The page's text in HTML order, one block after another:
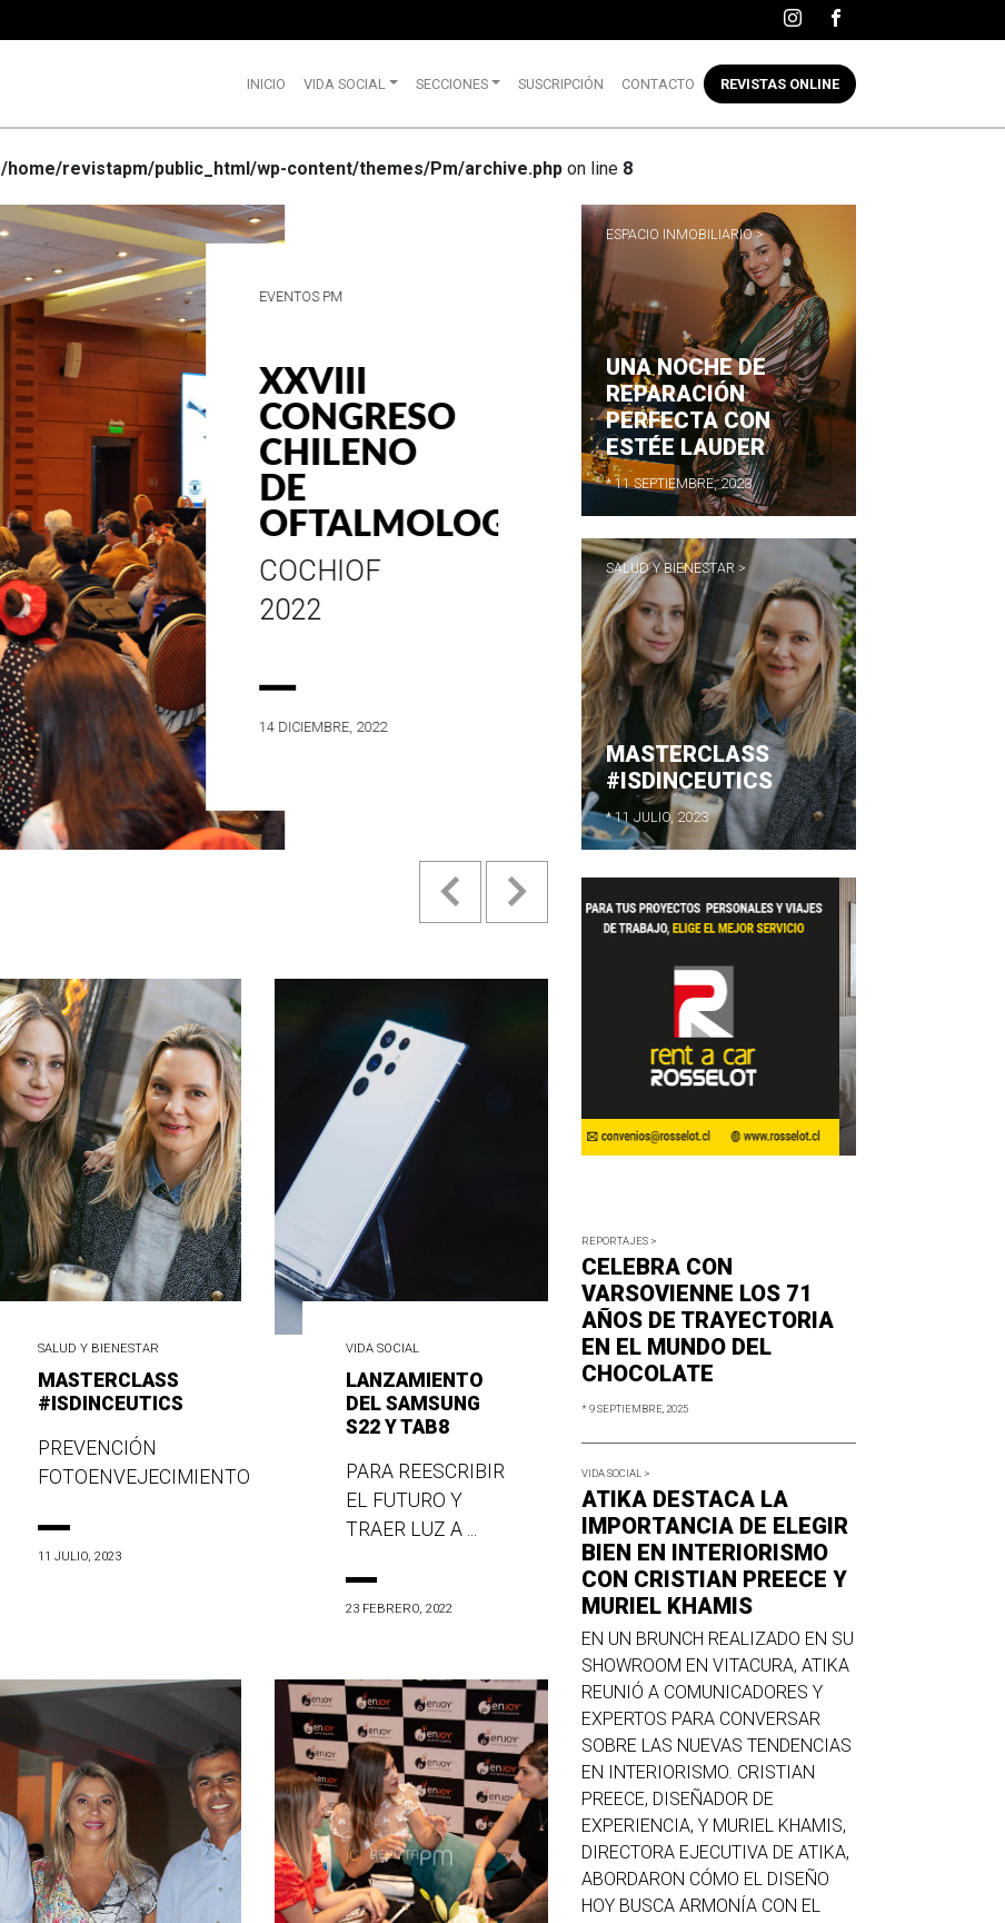
INICIO VIDA SOCIAL SECCIONES SUSCRIPCIÓN CONTACTO REVISTAS ONLINE
/home/revistapm/public_html/wp-content/themes/Pm/archive.php on line 8
VIDA SOCIAL
WRANGLER
CELEBRA
SUS 75
ESTILO E
HISTORIA
EN SU MES DE
Previous Next
SALUD Y BIENESTAR
MASTERCLASS
#ISDINCEUTICS
PREVENCIÓN
FOTOENVEJECIMIENTO
11 JULIO, 2023
VIDA SOCIAL
LANZAMIENTO
DEL SAMSUNG
S22 Y TAB8
PARA REESCRIBIR
EL FUTURO Y
TRAER LUZ A ...
23 FEBRERO, 2022
ESPACIO INMOBILIARIO >
UNA NOCHE DE
REPARACIÓN
PERFECTA CON
ESTÉE LAUDER
* 11 SEPTIEMBRE, 2023
SALUD Y BIENESTAR >
MASTERCLASS
#ISDINCEUTICS
* 11 JULIO, 2023
REPORTAJES >
CELEBRA CON
VARSOVIENNE LOS 71
AÑOS DE TRAYECTORIA
EN EL MUNDO DEL
CHOCOLATE
* 9 SEPTIEMBRE, 2025
VIDA SOCIAL >
ATIKA DESTACA LA
IMPORTANCIA DE ELEGIR
BIEN EN INTERIORISMO
CON CRISTIAN PREECE Y
MURIEL KHAMIS
EN UN BRUNCH REALIZADO EN SU
SHOWROOM EN VITACURA, ATIKA
REUNIÓ A COMUNICADORES Y
EXPERTOS PARA CONVERSAR
SOBRE LAS NUEVAS TENDENCIAS
EN INTERIORISMO. CRISTIAN
PREECE, DISEÑADOR DE
EXPERIENCIA, Y MURIEL KHAMIS,
DIRECTORA EJECUTIVA DE ATIKA,
ABORDARON CÓMO EL DISEÑO
HOY BUSCA ARMONÍA CON EL